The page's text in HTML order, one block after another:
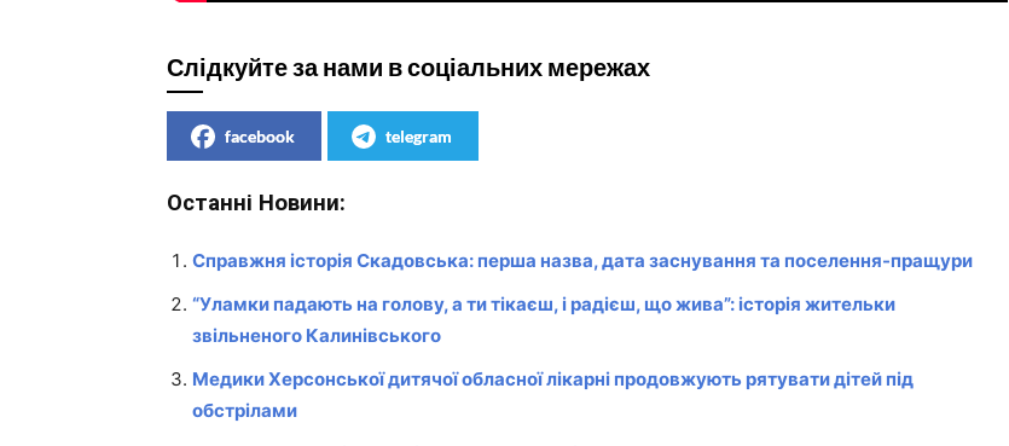
Слідкуйте за нами в соціальних мережах
facebook telegram
Останні Новини:
Справжня історія Скадовська: перша назва, дата заснування та поселення-пращури
“Уламки падають на голову, а ти тікаєш, і радієш, що жива”: історія жительки
звільненого Калинівського
Медики Херсонської дитячої обласної лікарні продовжують рятувати дітей під
обстрілами